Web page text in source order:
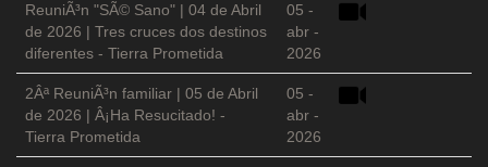
ReuniÃ³n "SÃ© Sano" | 04 de Abril
de 2026 | Tres cruces dos destinos
diferentes - Tierra Prometida
05 -
abr -
2026
2Âª ReuniÃ³n familiar | 05 de Abril
de 2026 | Â¡Ha Resucitado! -
Tierra Prometida
05 -
abr -
2026